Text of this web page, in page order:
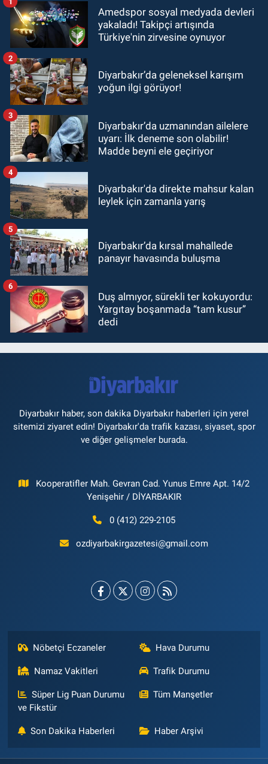
Amedspor sosyal medyada devleri
yakaladı! Takipçi artışında
Türkiye'nin zirvesine oynuyor
Diyarbakır’da geleneksel karışım
yoğun ilgi görüyor!
2
Diyarbakır’da uzmanından ailelere
uyarı: İlk deneme son olabilir!
Madde beyni ele geçiriyor
3
Diyarbakır'da direkte mahsur kalan
leylek için zamanla yarış
4
Diyarbakır’da kırsal mahallede
panayır havasında buluşma
5
Duş almıyor, sürekli ter kokuyordu:
Yargıtay boşanmada “tam kusur”
dedi
6
Diyarbakır haber, son dakika Diyarbakır haberleri için yerel
sitemizi ziyaret edin! Diyarbakır'da trafik kazası, siyaset, spor
ve diğer gelişmeler burada.
Kooperatifler Mah. Gevran Cad. Yunus Emre Apt. 14/2
Yenişehir / DİYARBAKIR
0 (412) 229-2105
ozdiyarbakirgazetesi@gmail.com
Nöbetçi Eczaneler Hava Durumu
Namaz Vakitleri Trafik Durumu
Süper Lig Puan Durumu
ve Fikstür
Tüm Manşetler
Son Dakika Haberleri Haber Arşivi